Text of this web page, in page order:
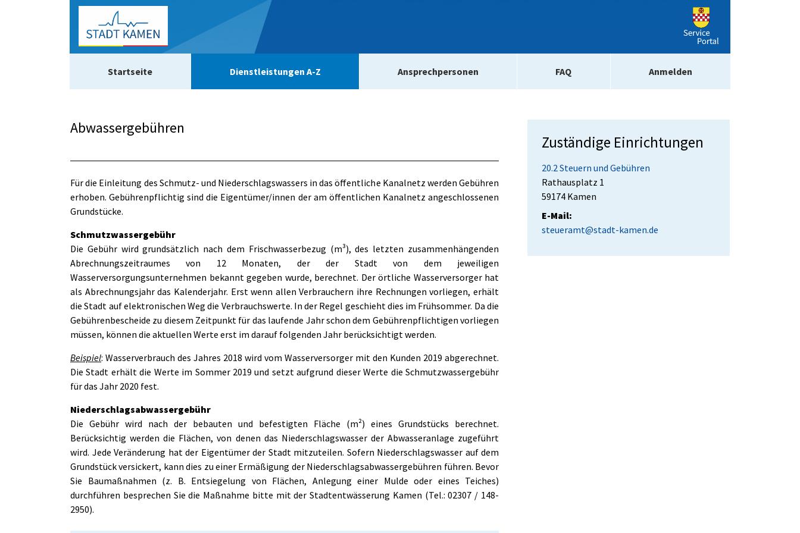
Startseite Dienstleistungen A-Z Ansprechpersonen FAQ Anmelden
Abwassergebühren
Beschreibung
Für die Einleitung des Schmutz- und Niederschlagswassers in das öffentliche Kanalnetz werden Gebühren
erhoben. Gebührenpflichtig sind die Eigentümer/innen der am öffentlichen Kanalnetz angeschlossenen
Grundstücke.
Schmutzwassergebühr
Die Gebühr wird grundsätzlich nach dem Frischwasserbezug (m³), des letzten zusammenhängenden
Abrechnungszeitraumes von 12 Monaten, der der Stadt von dem jeweiligen
Wasserversorgungsunternehmen bekannt gegeben wurde, berechnet. Der örtliche Wasserversorger hat
als Abrechnungsjahr das Kalenderjahr. Erst wenn allen Verbrauchern ihre Rechnungen vorliegen, erhält
die Stadt auf elektronischen Weg die Verbrauchswerte. In der Regel geschieht dies im Frühsommer. Da die
Gebührenbescheide zu diesem Zeitpunkt für das laufende Jahr schon dem Gebührenpflichtigen vorliegen
müssen, können die aktuellen Werte erst im darauf folgenden Jahr berücksichtigt werden.
Beispiel: Wasserverbrauch des Jahres 2018 wird vom Wasserversorger mit den Kunden 2019 abgerechnet.
Die Stadt erhält die Werte im Sommer 2019 und setzt aufgrund dieser Werte die Schmutzwassergebühr
für das Jahr 2020 fest.
Niederschlagsabwassergebühr
Die Gebühr wird nach der bebauten und befestigten Fläche (m²) eines Grundstücks berechnet.
Berücksichtig werden die Flächen, von denen das Niederschlagswasser der Abwasseranlage zugeführt
wird. Jede Veränderung hat der Eigentümer der Stadt mitzuteilen. Sofern Niederschlagswasser auf dem
Grundstück versickert, kann dies zu einer Ermäßigung der Niederschlagsabwassergebühren führen. Bevor
Sie Baumaßnahmen (z. B. Entsiegelung von Flächen, Anlegung einer Mulde oder eines Teiches)
durchführen besprechen Sie die Maßnahme bitte mit der Stadtentwässerung Kamen (Tel.: 02307 / 148-
2950).
Zuständige Einrichtungen
20.2 Steuern und Gebühren
Straße:
Rathausplatz Hausnummer:
1
PLZ:
59174 Ort:
Kamen
E-Mail:
steueramt@stadt-kamen.de